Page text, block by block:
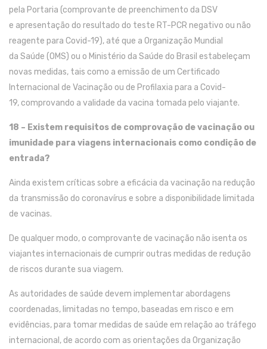
pela Portaria (comprovante de preenchimento da DSV
e apresentação do resultado do teste RT-PCR negativo ou não
reagente para Covid-19), até que a Organização Mundial
da Saúde (OMS) ou o Ministério da Saúde do Brasil estabeleçam
novas medidas, tais como a emissão de um Certificado
Internacional de Vacinação ou de Profilaxia para a Covid-
19,comprovando a validade da vacina tomada pelo viajante.
18 – Existem requisitos de comprovação de vacinação ou
imunidade para viagens internacionais como condição de
entrada?
Ainda existem críticas sobre a eficácia da vacinação na redução
da transmissão do coronavírus e sobre a disponibilidade limitada
de vacinas.
De qualquer modo, o comprovante de vacinação não isenta os
viajantes internacionais de cumprir outras medidas de redução
de riscos durante sua viagem.
As autoridades de saúde devem implementar abordagens
coordenadas, limitadas no tempo, baseadas em risco e em
evidências,para tomarmedidas de saúde em relação ao tráfego
internacional , de acordo com as orientações da Organização